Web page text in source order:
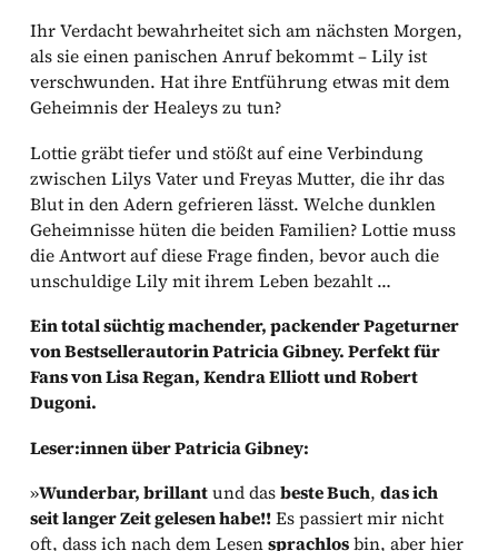
Ihr Verdacht bewahrheitet sich am nächsten Morgen,
als sie einen panischen Anruf bekommt – Lily ist
verschwunden. Hat ihre Entführung etwas mit dem
Geheimnis der Healeys zu tun?
Lottie gräbt tiefer und stößt auf eine Verbindung
zwischen Lilys Vater und Freyas Mutter, die ihr das
Blut in den Adern gefrieren lässt. Welche dunklen
Geheimnisse hüten die beiden Familien? Lottie muss
die Antwort auf diese Frage finden, bevor auch die
unschuldige Lily mit ihrem Leben bezahlt …
Ein total süchtig machender, packender Pageturner
von Bestsellerautorin Patricia Gibney. Perfekt für
Fans von Lisa Regan, Kendra Elliott und Robert
Dugoni.
Leser:innen über Patricia Gibney:
»Wunderbar, brillantund dasbeste Buch,das ich
seit langer Zeit gelesen habe!!Es passiert mir nicht
oft, dass ich nach dem Lesensprachlosbin, aber hier